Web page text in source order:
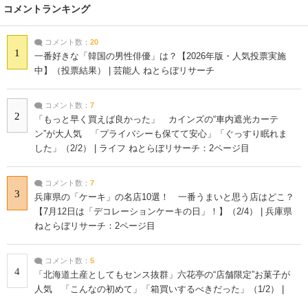
コメントランキング
1
コメント数： 20
一番好きな「韓国の男性俳優」は？【2026年版・人気投票実施
中】（投票結果） | 芸能人 ねとらぼリサーチ
2
コメント数： 7
「もっと早く買えば良かった」 カインズの“車内遮光カーテ
ン”が大人気 「プライバシーも保てて安心」「ぐっすり眠れま
した」（2/2） | ライフ ねとらぼリサーチ：2ページ目
3
コメント数： 7
兵庫県の「ケーキ」の名店10選！ 一番うまいと思う店はどこ？
【7月12日は「デコレーションケーキの日」！】（2/4） | 兵庫県
ねとらぼリサーチ：2ページ目
4
コメント数： 5
「北海道土産としてもセンス抜群」六花亭の“店舗限定”お菓子が
人気 「こんなの初めて」「箱買いするべきだった」（1/2） |